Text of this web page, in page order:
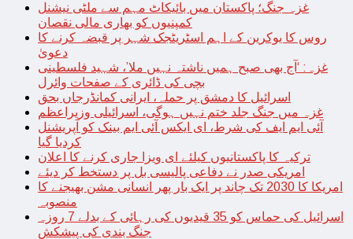
غزہ جنگ؛ پاکستان میں بائیکاٹ مہم سے ملٹی نیشنل
کمپنیوں کو بھاری مالی نقصان
روس کا یوکرین کے اہم اسٹریٹجک شہر پر قبضہ کرنے کا
دعویٰ
غزہ: ‘آج بھی صبح ہمیں ناشتہ نہیں ملا’، شہید فلسطینی
بچی کی ڈائری کے صفحات وائرل
اسرائیل کا دمشق پر حملہ، ایرانی کمانڈرجاں بحق
غزہ میں جنگ جلد ختم نہیں ہوگی، اسرائیلی وزیراعظم
آئی ایم ایف کی شرط، ای ایکس آئی ایم بینک کو آپریشنل
کردیا گیا
ترکیہ کا پاکستانیوں کیلئے ای ویزا جاری کرنے کا اعلان
امریکی صدر نے دفاعی پالیسی بل پر دستخط کر دیئے
امریکا کا 2030 تک چاند پر ایک بار پھر انسانی مشن بھیجنے کا
منصوبہ
اسرائیل کی حماس کو 35 قیدیوں کی رہائی کے بدلے 7 روزہ
جنگ بندی کی پیشکش